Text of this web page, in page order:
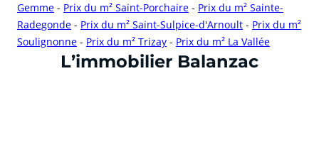
Gemme - Prix du m² Saint-Porchaire - Prix du m² Sainte-
Radegonde - Prix du m² Saint-Sulpice-d'Arnoult - Prix du m²
Soulignonne - Prix du m² Trizay - Prix du m² La Vallée
cliquer pour afficher plus du text
L’immobilier Balanzac